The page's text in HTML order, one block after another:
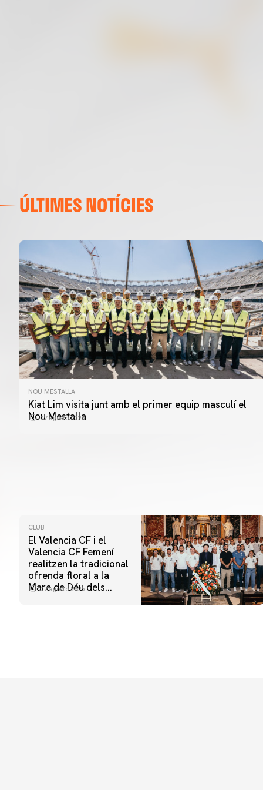
ÚLTIMES NOTÍCIES
NOU MESTALLA
Kiat Lim visita junt amb el primer equip masculí el
Nou Mestalla
07 agosto 2026
CLUB
El Valencia CF i el
Valencia CF Femení
realitzen la tradicional
ofrenda floral a la
Mare de Déu dels
07 agosto 2026